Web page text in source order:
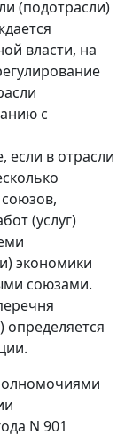
(подотрасли)
власти, на
с
в отрасли
(услуг)
экономики
союзами.
N 901